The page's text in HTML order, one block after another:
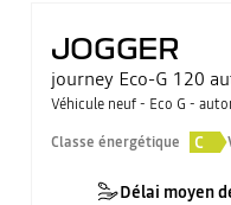
JOGGER
journey Eco-G 120
Véhicule neuf - Eco G -
Classe énergétique
C
Délai moyen